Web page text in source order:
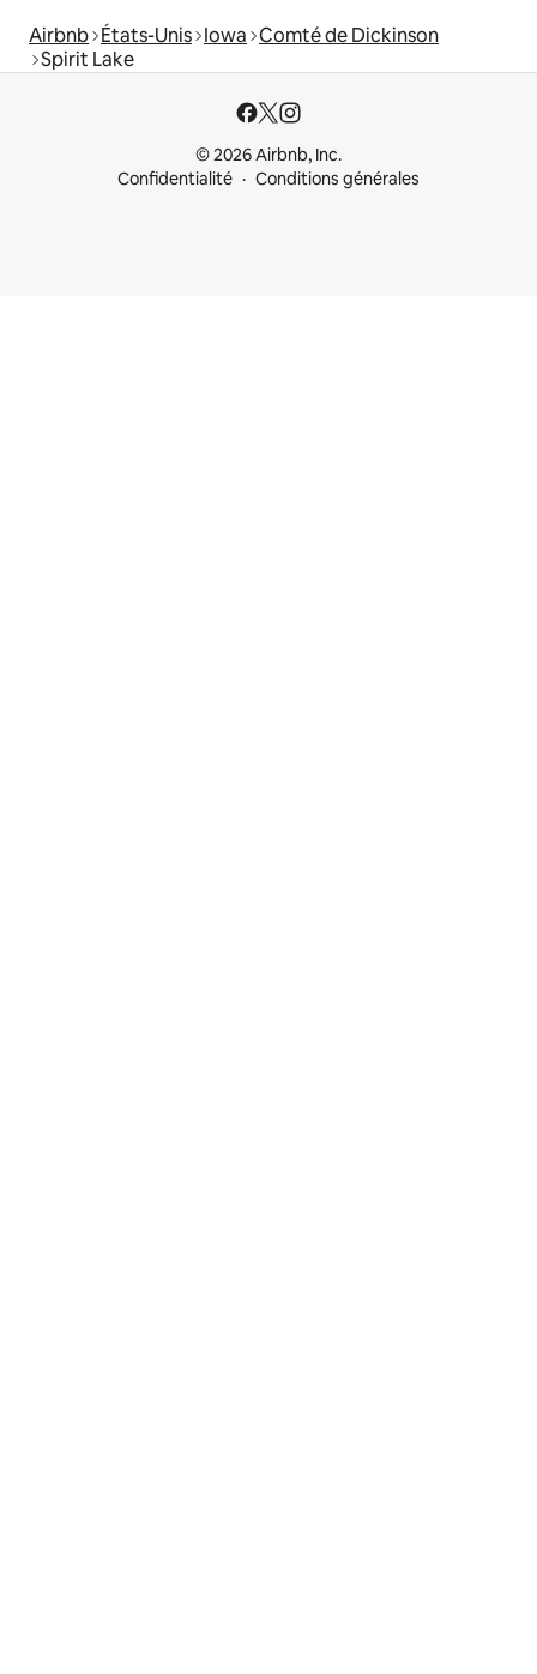
Airbnb États-Unis Iowa Comté de Dickinson
Spirit Lake
© 2026 Airbnb, Inc.
Confidentialité
Conditions générales